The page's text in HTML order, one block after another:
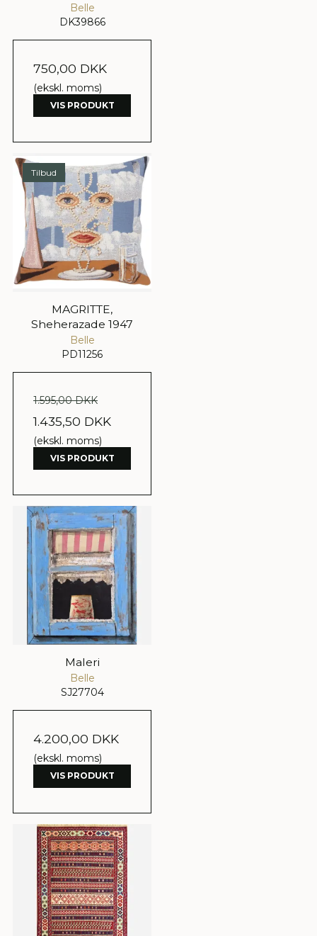
Belle
DK39866
750,00 DKK
(ekskl. moms)
VIS PRODUKT
Tilbud
MAGRITTE,
Sheherazade 1947
Belle
PD11256
1.595,00 DKK
1.435,50 DKK
(ekskl. moms)
VIS PRODUKT
Maleri
Belle
SJ27704
4.200,00 DKK
(ekskl. moms)
VIS PRODUKT